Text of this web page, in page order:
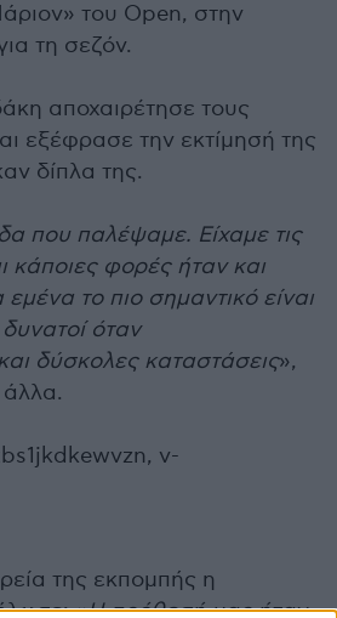
του Open, στην
τη σεζόν.
αποχαιρέτησε τους
εξέφρασε την εκτίμησή της
δίπλα της.
που παλέψαμε. Είχαμε τις
κάποιες φορές ήταν και
το πιο σημαντικό είναι
όταν
δύσκολες καταστάσεις»,
v-
της εκπομπής η
«Η πρόθεσή μας ήταν